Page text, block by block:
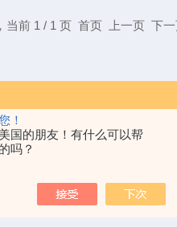
！
国的朋友！有什么可以帮
吗？
当前 1 / 1 页 首页 上一页 下